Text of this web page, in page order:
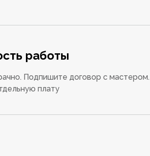
работы
Подпишите договор с
плату